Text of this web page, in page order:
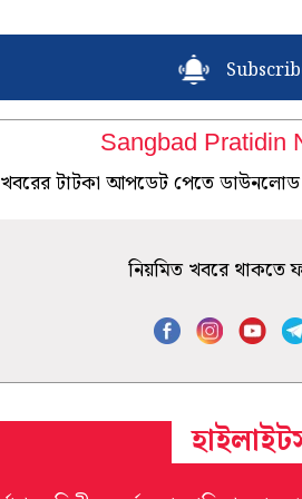
Sangbad Pratidin
খবরের টাটকা আপডেট পেতে ডাউনলোড
নিয়মিত খবরে